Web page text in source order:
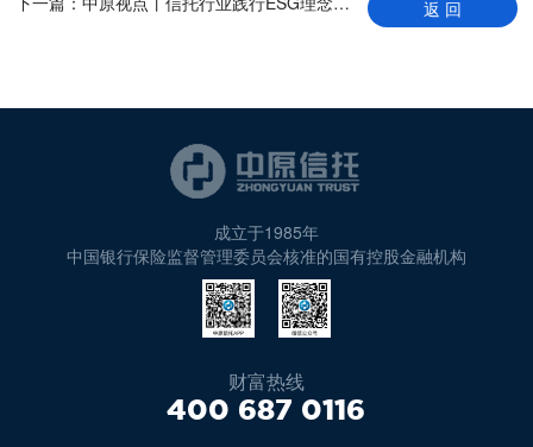
返 回
成立于1985年
中国银行保险监督管理委员会核准的国有控股金融机构
财富热线
400 687 0116